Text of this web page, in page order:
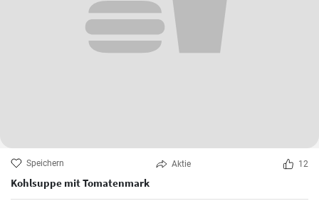
Speichern Aktie 12
Kohlsuppe mit Tomatenmark